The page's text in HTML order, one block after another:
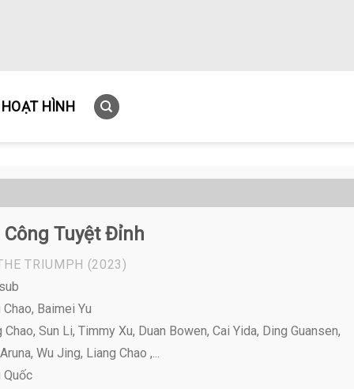
HOẠT HÌNH
Tuyệt Đỉnh
TRIUMPH (2023)
Baimei Yu
Sun Li, Timmy Xu, Duan Bowen, Cai Yida, Ding Guansen,
Wu Jing, Liang Chao ,...
Quốc